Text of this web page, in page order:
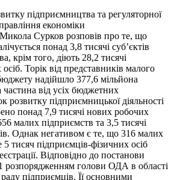
підприємництва та регуляторної
економіки
Микола Сурков розповів про те, що
понад 3,8 тисячі суб’єктів
крім того, діють 28,2 тисячі
Торік від представників малого
надійшло 377,6 мільйона
частина від усіх бюджетних
розвитку підприємницької діяльності
понад 7,9 тисячі нових робочих
малих підприємств та 3,5 тисячі
Однак негативом є те, що 316 малих
тисяч підприємців-фізичних осіб
Відповідно до постанови
розпорядженням голови ОДА в області
підприємців. Її основними